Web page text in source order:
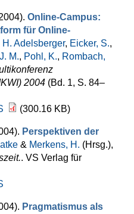
Online-Campus:
für Online-
H. Adelsberger, Eicker, S.,
M., Pohl, K., Rombach,
2004 (Bd. 1, S. 84–
(300.16 KB)
Perspektiven der
& Merkens, H. (Hrsg.),
. VS Verlag für
Pragmatismus als